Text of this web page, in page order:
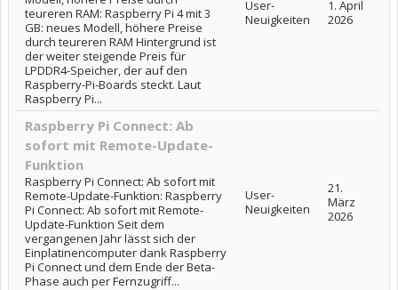
teureren RAM: Raspberry Pi 4 mit 3
GB: neues Modell, höhere Preise
durch teureren RAM Hintergrund ist
der weiter steigende Preis für
LPDDR4-Speicher, der auf den
Raspberry-Pi-Boards steckt. Laut
Raspberry Pi...
User-
Neuigkeiten
1. April
2026
Raspberry Pi Connect: Ab
sofort mit Remote-Update-
Funktion
Raspberry Pi Connect: Ab sofort mit
Remote-Update-Funktion: Raspberry
Pi Connect: Ab sofort mit Remote-
Update-Funktion Seit dem
vergangenen Jahr lässt sich der
Einplatinencomputer dank Raspberry
Pi Connect und dem Ende der Beta-
Phase auch per Fernzugriff...
User-
Neuigkeiten
21.
März
2026